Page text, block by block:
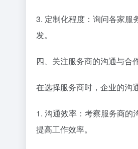
3. 定制化程度：询问各家服
发。
四、关注服务商的沟通与合
在选择服务商时，企业的沟
1. 沟通效率：考察服务商的
提高工作效率。